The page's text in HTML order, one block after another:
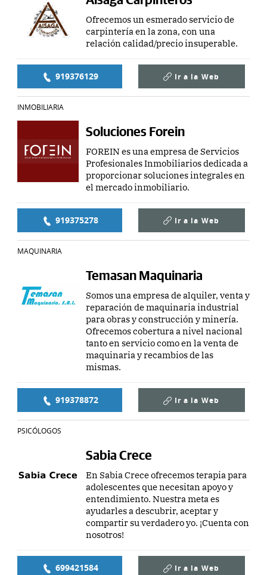
Ofrecemos un esmerado servicio de
carpintería en la zona, con una
relación calidad/precio insuperable.
919376129 Ir a la Web
INMOBILIARIA
Soluciones Forein
FOREIN es una empresa de Servicios
Profesionales Inmobiliarios dedicada a
proporcionar soluciones integrales en
el mercado inmobiliario.
919375278 Ir a la Web
MAQUINARIA
Temasan Maquinaria
Somos una empresa de alquiler, venta y
reparación de maquinaria industrial
para obras y construcción y minería.
Ofrecemos cobertura a nivel nacional
tanto en servicio como en la venta de
maquinaria y recambios de las
mismas.
919378872 Ir a la Web
PSICÓLOGOS
Sabia Crece
En Sabia Crece ofrecemos terapia para
adolescentes que necesitan apoyo y
entendimiento. Nuestra meta es
ayudarles a descubrir, aceptar y
compartir su verdadero yo. ¡Cuenta con
nosotros!
699421584 Ir a la Web